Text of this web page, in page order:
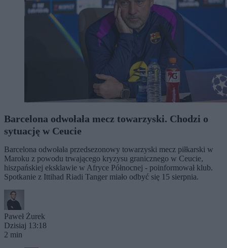
Barcelona odwołała mecz towarzyski. Chodzi o
sytuację w Ceucie
Barcelona odwołała przedsezonowy towarzyski mecz piłkarski w
Maroku z powodu trwającego kryzysu granicznego w Ceucie,
hiszpańskiej eksklawie w Afryce Północnej - poinformował klub.
Spotkanie z Ittihad Riadi Tanger miało odbyć się 15 sierpnia.
Paweł Żurek
Dzisiaj 13:18
2 min